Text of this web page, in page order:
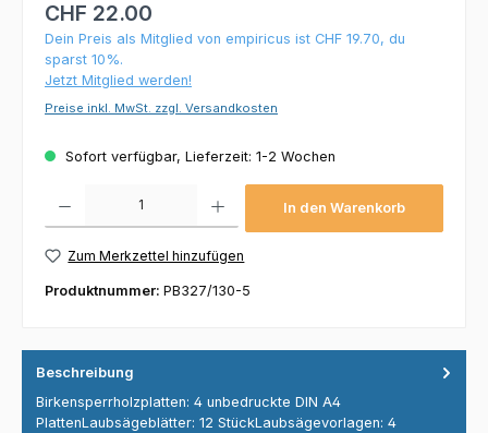
CHF 22.00
Dein Preis als Mitglied von empiricus ist CHF 19.70, du
sparst 10%.
Jetzt Mitglied werden!
Preise inkl. MwSt. zzgl. Versandkosten
Sofort verfügbar, Lieferzeit: 1-2 Wochen
In den Warenkorb
Zum Merkzettel hinzufügen
Produktnummer: PB327/130-5
Beschreibung
Birkensperrholzplatten: 4 unbedruckte DIN A4
PlattenLaubsägeblätter: 12 StückLaubsägevorlagen: 4